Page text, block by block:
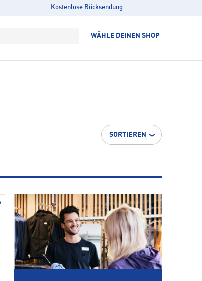
Kostenlose Rücksendung
WÄHLE DEINEN SHOP
SORTIEREN